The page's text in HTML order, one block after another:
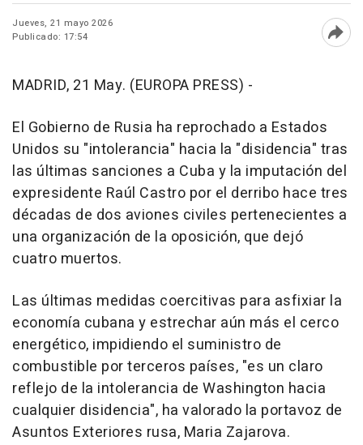
Jueves, 21 mayo 2026
Publicado: 17:54
MADRID, 21 May. (EUROPA PRESS) -
El Gobierno de Rusia ha reprochado a Estados
Unidos su "intolerancia" hacia la "disidencia" tras
las últimas sanciones a Cuba y la imputación del
expresidente Raúl Castro por el derribo hace tres
décadas de dos aviones civiles pertenecientes a
una organización de la oposición, que dejó
cuatro muertos.
Las últimas medidas coercitivas para asfixiar la
economía cubana y estrechar aún más el cerco
energético, impidiendo el suministro de
combustible por terceros países, "es un claro
reflejo de la intolerancia de Washington hacia
cualquier disidencia", ha valorado la portavoz de
Asuntos Exteriores rusa, Maria Zajarova.